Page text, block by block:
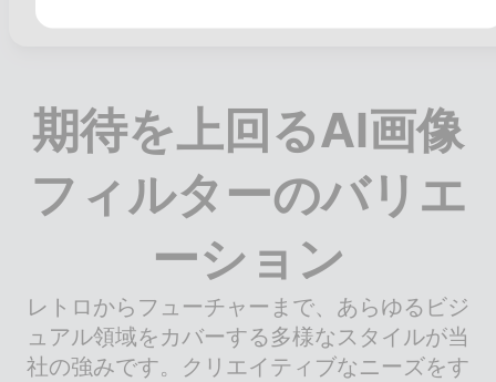
期待を上回るAI画像
フィルターのバリエ
ーション
レトロからフューチャーまで、あらゆるビジ
ュアル領域をカバーする多様なスタイルが当
社の強みです。クリエイティブなニーズをす